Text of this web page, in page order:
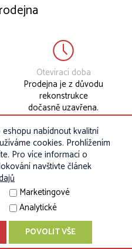
Otevírací doba
Prodejna je z důvodu
rekonstrukce
dočasně uzavřena.
nabídnout kvalitní
cookies. Prohlížením
Pro více informací o
navštivte článek
Marketingové
Analytické
POVOLIT VŠE